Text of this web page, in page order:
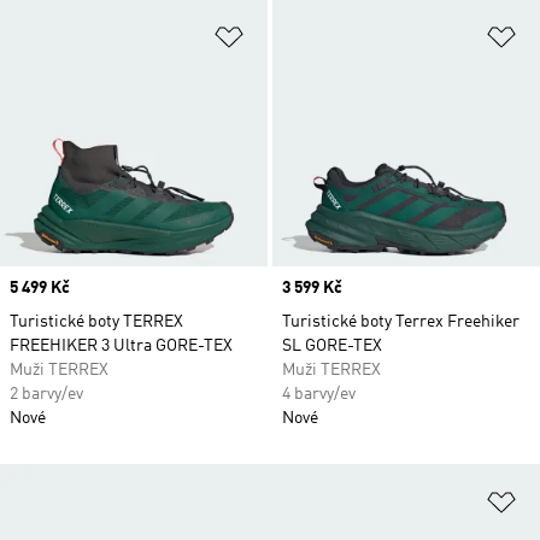
Price
5 499 Kč
Turistické boty TERREX
FREEHIKER 3 Ultra GORE-TEX
Muži TERREX
2 barvy/ev
Nové
Price
3 599 Kč
Turistické boty Terrex Freehiker
SL GORE-TEX
Muži TERREX
4 barvy/ev
Nové